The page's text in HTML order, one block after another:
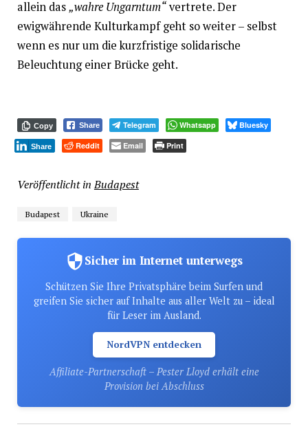
allein das„wahre Ungarntum“vertrete. Der
ewigwährende Kulturkampf geht so weiter – selbst
wenn es nur um die kurzfristige solidarische
Beleuchtung einer Brücke geht.
Copy Share Telegram Whatsapp Bluesky
Share Reddit Email Print
Veröffentlicht in Budapest
Budapest Ukraine
Sicher im Internet unterwegs
Schützen Sie Ihre Privatsphäre beim Surfen und
greifen Sie sicher auf Inhalte aus aller Welt zu – ideal
für Leser im Ausland.
NordVPN entdecken
Affiliate-Partnerschaft – Pester Lloyd erhält eine
Provision bei Abschluss